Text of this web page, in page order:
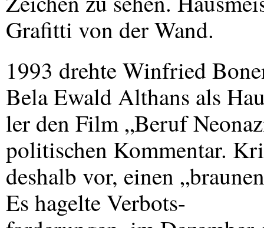
Grafitti von der Wand.
1993 drehte Winfried
Bela Ewald Althans als
ler den Film „Beruf
politischen Kommentar.
deshalb vor, einen
Es hagelte Verbots-